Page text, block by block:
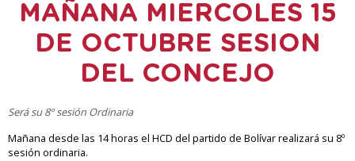
MAÑANA MIERCOLES 15
DE OCTUBRE SESION
DEL CONCEJO
Será su 8º sesión Ordinaria
Mañana desde las 14 horas el HCD del partido de Bolívar realizará su 8º
sesión ordinaria.